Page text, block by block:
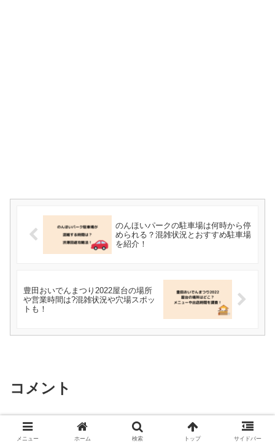
のんほいパークの駐車場は何時から停
められる？混雑状況とおすすめ駐車場
を紹介！
豊田おいでんまつり2022屋台の場所
や営業時間は?混雑状況や穴場スポッ
トも！
コメント
コメントを書き込む
メニュー ホーム 検索 トップ サイドバー